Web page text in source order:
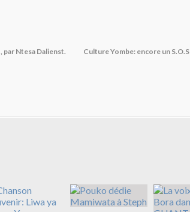
par Ntesa Dalienst. Culture Yombe: encore un